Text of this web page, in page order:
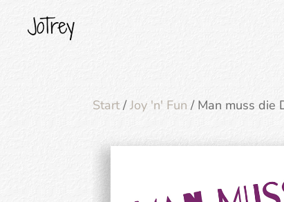
Start/Joy 'n' Fun / Man muss die